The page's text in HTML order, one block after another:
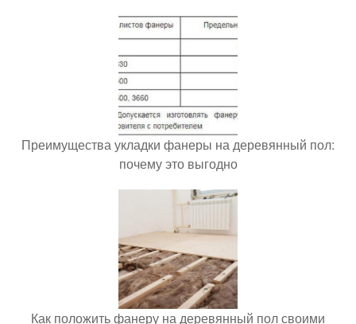
Преимущества укладки фанеры на деревянный пол:
почему это выгодно
Как положить фанеру на деревянный пол своими